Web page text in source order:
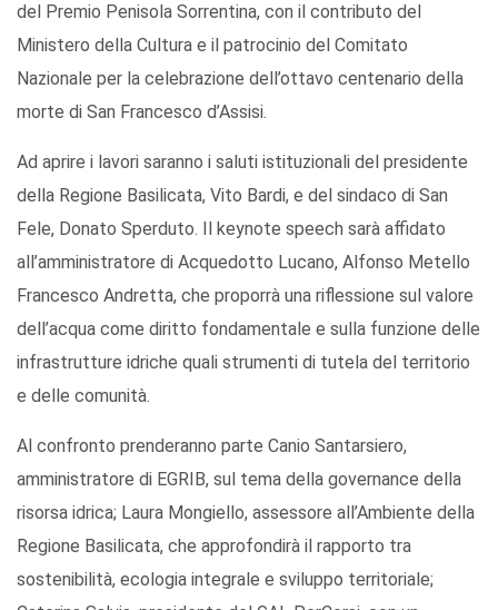
del Premio Penisola Sorrentina, con il contributo del
Ministero della Cultura e il patrocinio del Comitato
Nazionale per la celebrazione dell’ottavo centenario della
morte di San Francesco d’Assisi.
Ad aprire i lavori saranno i saluti istituzionali del presidente
della Regione Basilicata, Vito Bardi, e del sindaco di San
Fele, Donato Sperduto. Il keynote speech sarà affidato
all’amministratore di Acquedotto Lucano, Alfonso Metello
Francesco Andretta, che proporrà una riflessione sul valore
dell’acqua come diritto fondamentale e sulla funzione delle
infrastrutture idriche quali strumenti di tutela del territorio
e delle comunità.
Al confronto prenderanno parte Canio Santarsiero,
amministratore di EGRIB, sul tema della governance della
risorsa idrica; Laura Mongiello, assessore all’Ambiente della
Regione Basilicata, che approfondirà il rapporto tra
sostenibilità, ecologia integrale e sviluppo territoriale;